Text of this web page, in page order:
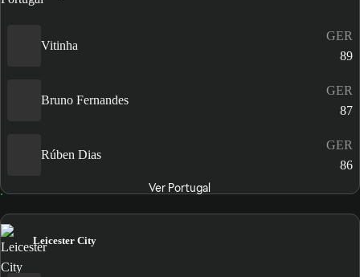
Vitinha
GER
89
Bruno Fernandes
GER
87
Rúben Dias
GER
86
Ver Portugal
Leicester City